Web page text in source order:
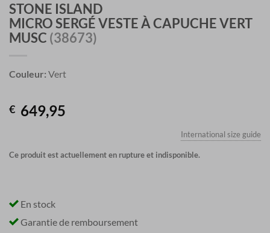
STONE ISLAND
MICRO SERGÉ VESTE À CAPUCHE VERT
MUSC (38673)
Couleur: Vert
€ 649,95
International size guide
Ce produit est actuellement en rupture et indisponible.
En stock
Garantie de remboursement